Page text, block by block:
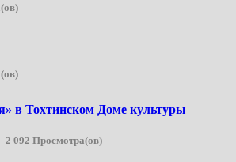
в Тохтинском Доме культуры
2 092 Просмотра(ов)